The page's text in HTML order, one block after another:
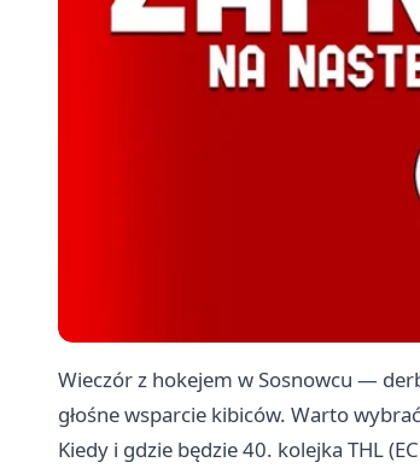
Wieczór z hokejem w Sosnowcu —
głośne wsparcie kibiców. Warto
Kiedy i gdzie będzie 40. kolejka THL